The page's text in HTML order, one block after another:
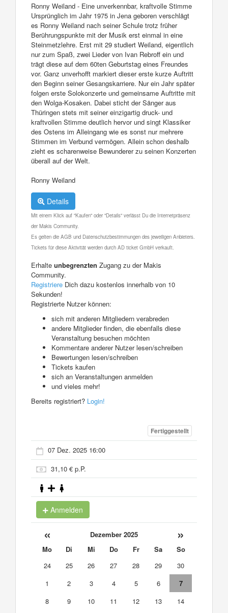
Ronny Weiland - Eine unverkennbar, kraftvolle Stimme
Ursprünglich im Jahr 1975 in Jena geboren verschlägt
es Ronny Weiland nach seiner Schule trotz früher
Berührungspunkte mit der Musik erst einmal in eine
Steinmetzlehre. Erst mit 29 studiert Weiland, eigentlich
nur zum Spaß, zwei Lieder von Ivan Rebroff ein und
trägt diese auf dem 60ten Geburtstag eines Freundes
vor. Ganz unverhofft markiert dieser erste kurze Auftritt
den Beginn seiner Gesangskarriere. Nur ein Jahr später
folgen erste Solokonzerte und gemeinsame Auftritte mit
den Wolga-Kosaken. Dabei sticht der Sänger aus
Thüringen stets mit seiner einzigartig druck- und
kraftvollen Stimme deutlich hervor und singt Klassiker
des Ostens im Alleingang wie es sonst nur mehrere
Stimmen im Verbund vermögen. Allein schon deshalb
zieht es scharenweise Bewunderer zu seinen Konzerten
überall auf der Welt.
Ronny Weiland
Details
Mit einem Klick auf "Kaufen" oder "Details" verlässt Du die Internetpräsenz
der Makis Community.
Es gelten die AGB und Datenschutzbestimmungen des jeweiligen Anbieters.
Tickets für diese Aktivität werden durch AD ticket GmbH verkauft.
Erhalte unbegrenzten Zugang zu der Makis
Community.
Registriere Dich dazu kostenlos innerhalb von 10
Sekunden!
Registrierte Nutzer können:
sich mit anderen Mitgliedern verabreden
andere Mitglieder finden, die ebenfalls diese
Veranstaltung besuchen möchten
Kommentare anderer Nutzer lesen/schreiben
Bewertungen lesen/schreiben
Tickets kaufen
sich an Veranstaltungen anmelden
und vieles mehr!
Bereits registriert? Login!
Fertiggestellt
07 Dez. 2025 16:00
31,10 € p.P.
Anmelden
« Dezember 2025 »
Mo Di Mi Do Fr Sa
So
24
25 26 27 28 29
30
1
2 3 4 5 6
7
8
9 10 11 12 13
14